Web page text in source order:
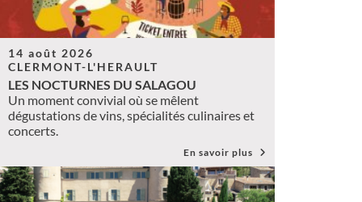
14 août 2026
CLERMONT-L'HERAULT
LES NOCTURNES DU SALAGOU
Un moment convivial où se mêlent
dégustations de vins, spécialités culinaires et
concerts.
En savoir plus